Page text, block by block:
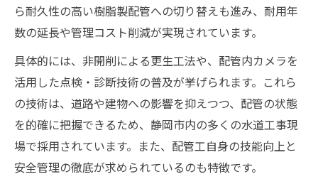
ら耐久性の高い樹脂製配管への切り替えも進み、耐用年
数の延長や管理コスト削減が実現されています。
具体的には、非開削による更生工法や、配管内カメラを
活用した点検・診断技術の普及が挙げられます。これら
の技術は、道路や建物への影響を抑えつつ、配管の状態
を的確に把握できるため、静岡市内の多くの水道工事現
場で採用されています。また、配管工自身の技能向上と
安全管理の徹底が求められているのも特徴です。